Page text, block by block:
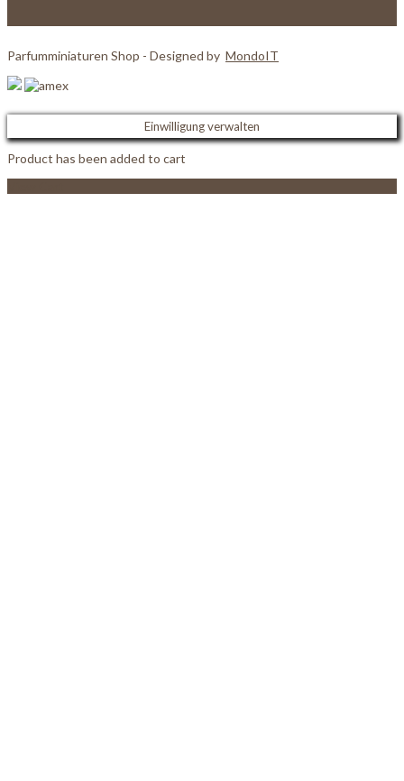
Parfumminiaturen Shop - Designed by MondoIT
Einwilligung verwalten
Product has been added to cart